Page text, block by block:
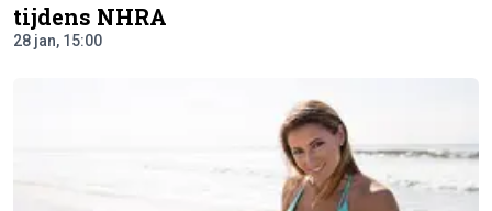
tijdens NHRA
28 jan, 15:00